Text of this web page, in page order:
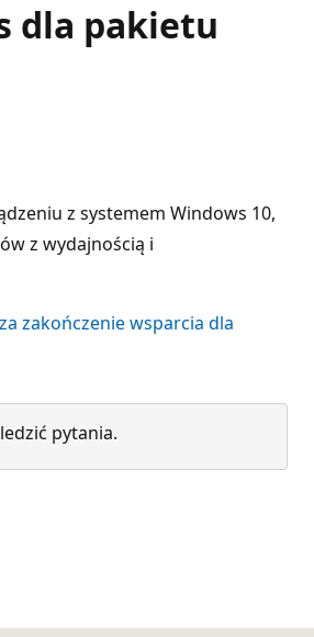
dla pakietu
z systemem Windows 10,
z wydajnością i
zakończenie wsparcia dla
pytania.